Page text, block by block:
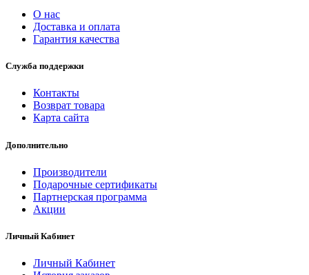
О нас
Доставка и оплата
Гарантия качества
Служба поддержки
Контакты
Возврат товара
Карта сайта
Дополнительно
Производители
Подарочные сертификаты
Партнерская программа
Акции
Личный Кабинет
Личный Кабинет